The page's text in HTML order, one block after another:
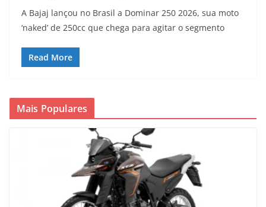
A Bajaj lançou no Brasil a Dominar 250 2026, sua moto
‘naked’ de 250cc que chega para agitar o segmento
Read More
Mais Populares